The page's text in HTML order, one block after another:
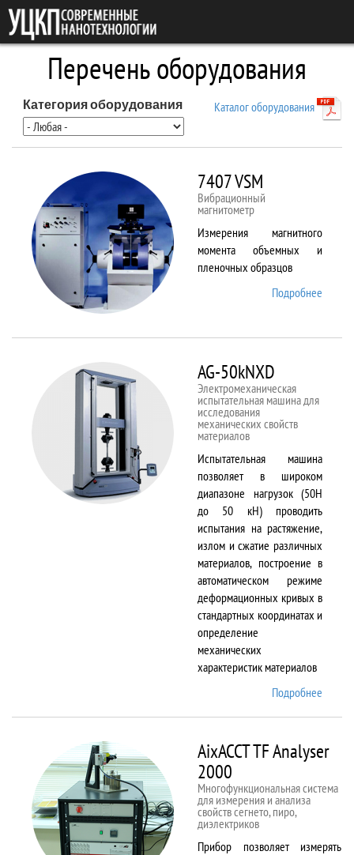
Перейти к основному содержанию
Перечень оборудования
Каталог оборудования
Категория оборудования
7407 VSM
Вибрационный
магнитометр
Измерения магнитного
момента объемных и
пленочных образцов
Подробнее
AG-50kNXD
Электромеханическая
испытательная машина для
исследования
механических свойств
материалов
Испытательная машина
позволяет в широком
диапазоне нагрузок (50Н
до 50 кН) проводить
испытания на растяжение,
излом и сжатие различных
материалов, построение в
автоматическом режиме
деформационных кривых в
стандартных координатах и
определение
механических
характеристик материалов
Подробнее
AixACCT TF Analyser
2000
Многофункциональная система
для измерения и анализа
свойств сегнето, пиро,
диэлектриков
Прибор позволяет измерять